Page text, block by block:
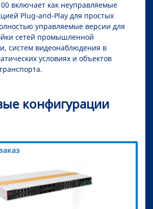
включает как неуправляемые
Plug-and-Play для простых
управляемые версии для
сетей промышленной
систем видеонаблюдения в
условиях и объектов
конфигурации